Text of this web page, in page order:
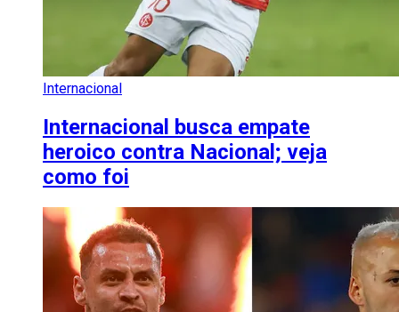
Internacional
Internacional busca empate
heroico contra Nacional; veja
como foi